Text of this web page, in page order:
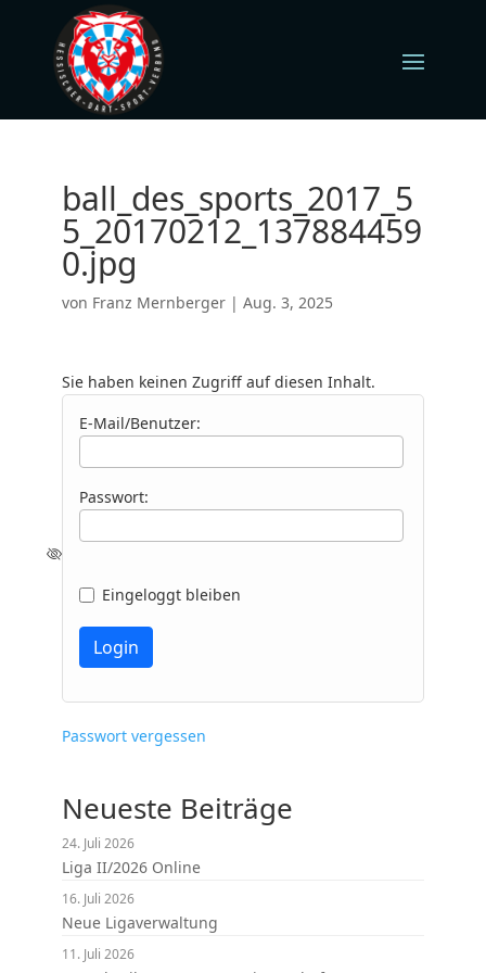
ball_des_sports_2017_5
5_20170212_137884459
0.jpg
von Franz Mernberger| Aug. 3, 2025
Sie haben keinen Zugriff auf diesen Inhalt.
E-Mail/Benutzer:
Passwort:
Eingeloggt bleiben
Passwort vergessen
Neueste Beiträge
Liga II/2026 Online
24. Juli 2026
Neue Ligaverwaltung
16. Juli 2026
11. Juli 2026